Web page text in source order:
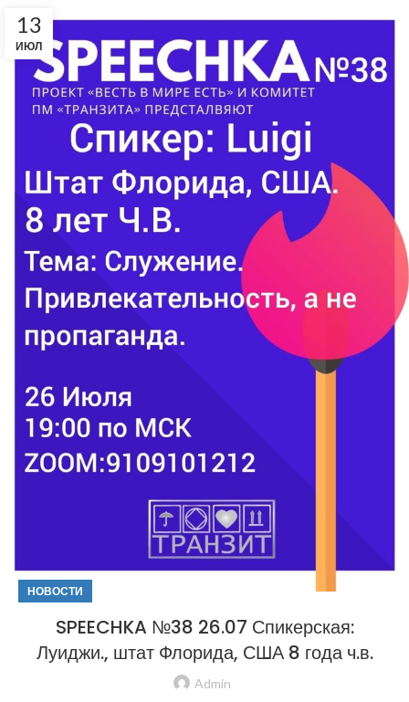
13
ИЮЛ
НОВОСТИ
SPEECHKA №38 26.07 Спикерская:
Луиджи., штат Флорида, США 8 года ч.в.
Admin